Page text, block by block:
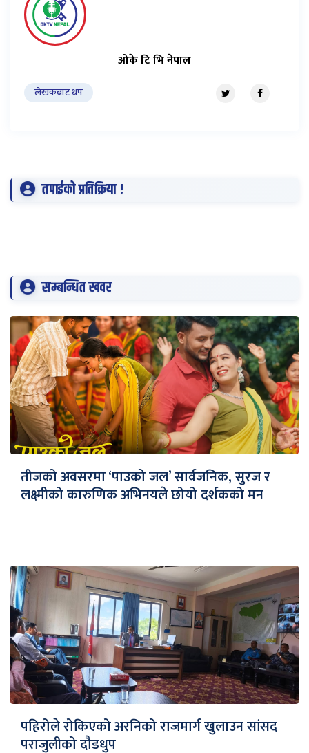
ओके टि भि नेपाल
लेखकबाट थप
तपाईको प्रतिक्रिया !
सम्बन्धित खवर
तीजको अवसरमा ‘पाउको जल’ सार्वजनिक, सुरज र
लक्ष्मीको कारुणिक अभिनयले छोयो दर्शकको मन
पहिरोले रोकिएको अरनिको राजमार्ग खुलाउन सांसद
पराजुलीको दौडधुप